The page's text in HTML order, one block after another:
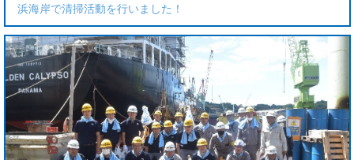
浜海岸で清掃活動を行いました！